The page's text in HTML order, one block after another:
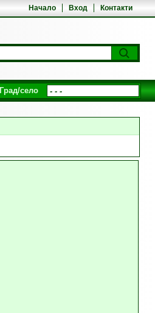
Начало Вход Контакти
Град/село